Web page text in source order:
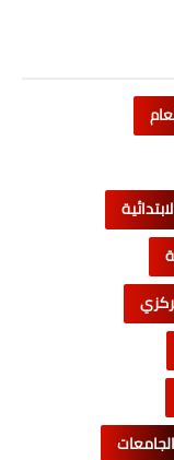
الجامعات